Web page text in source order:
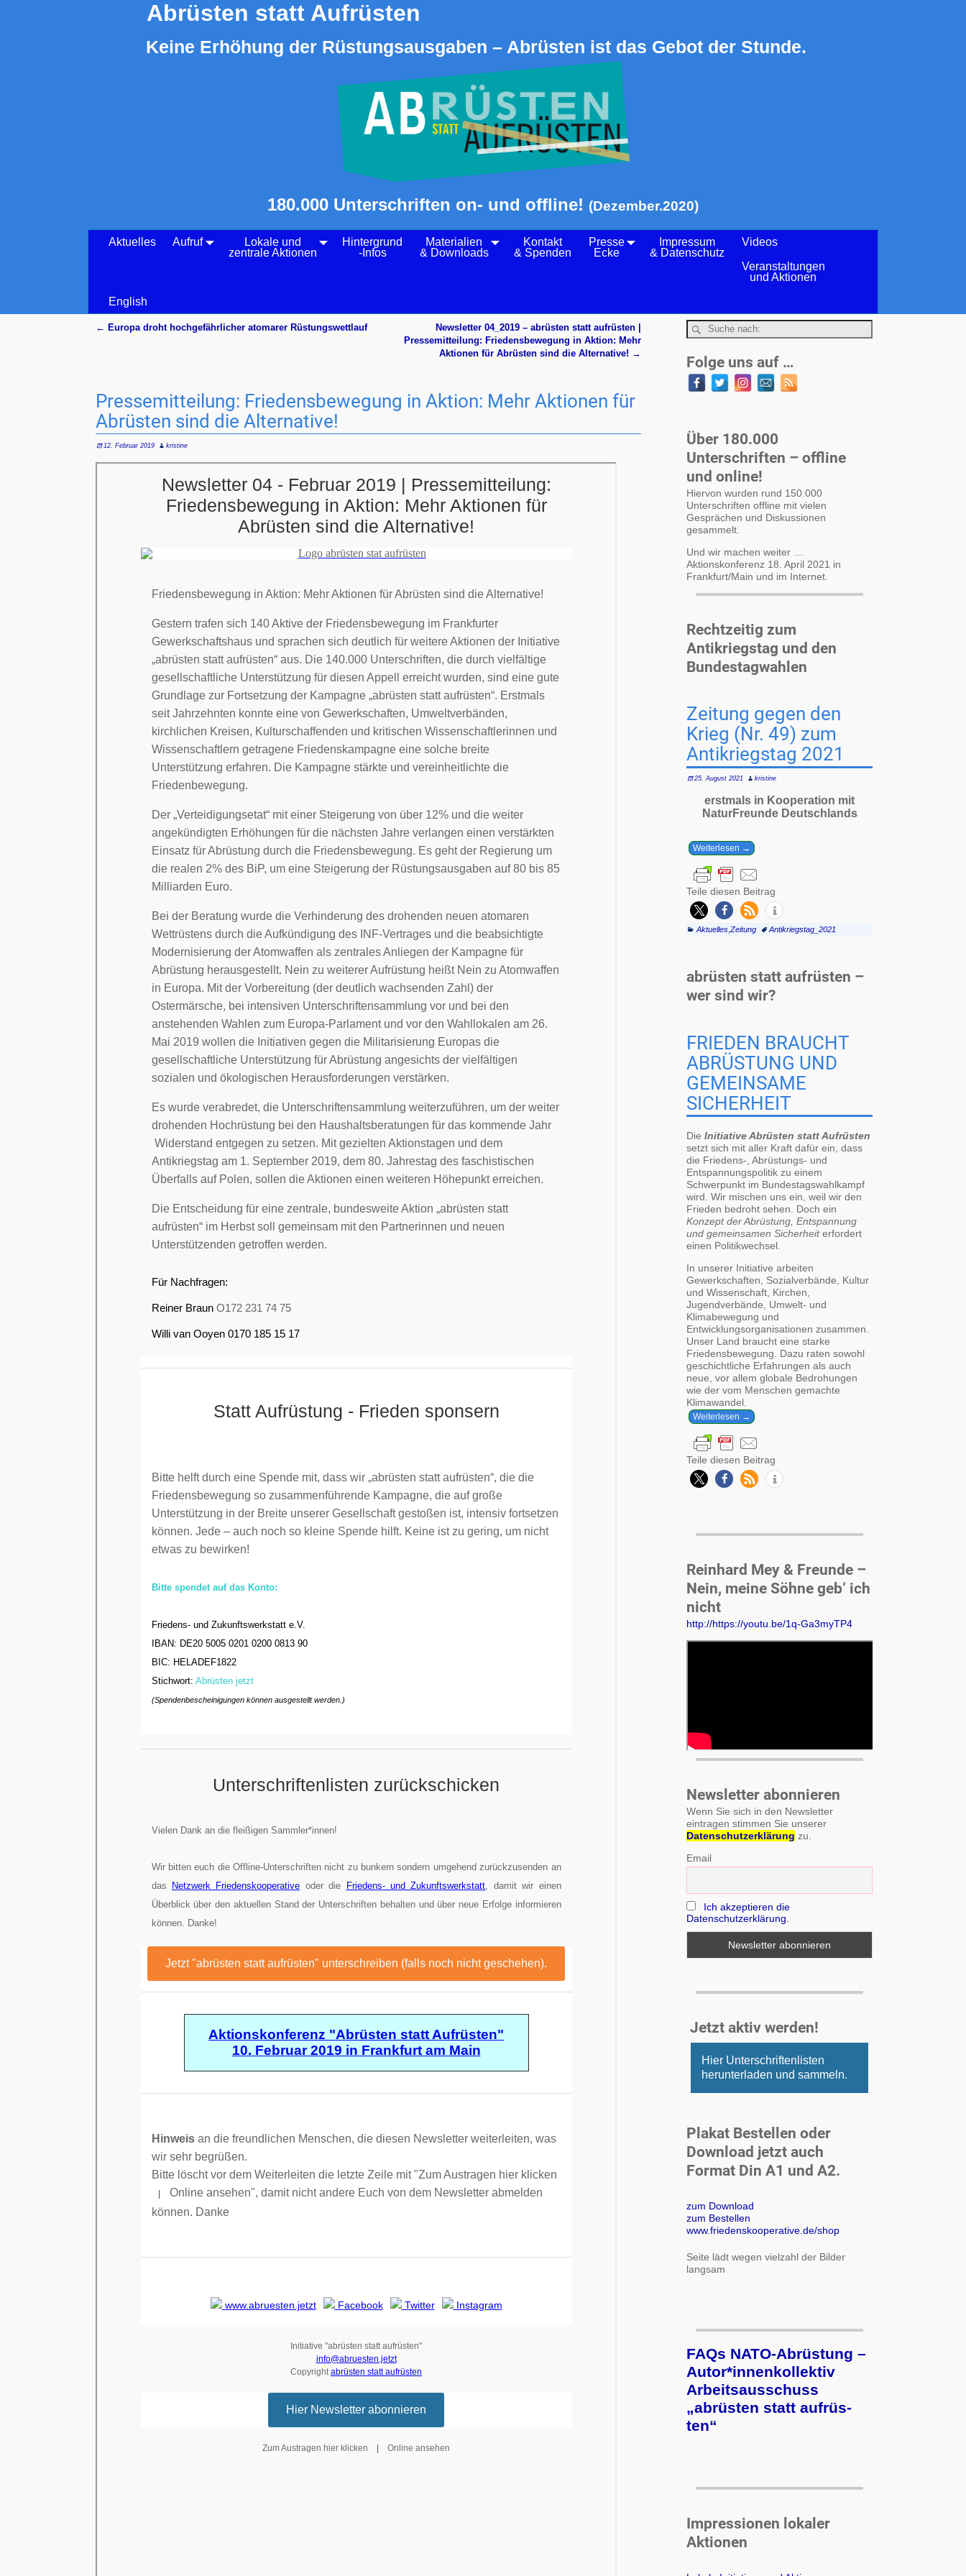
Abrüsten statt Aufrüsten
Keine Erhöhung der Rüstungsausgaben – Abrüsten ist das Gebot der Stunde.
180.000 Unterschriften on- und offline! (Dezember.2020)
Aktuelles Aufruf
Lokale und
zentrale Aktionen
Hintergrund
-Infos
Materialien
& Downloads
Kontakt
& Spenden
Presse
Ecke
Impressum
& Datenschutz
Videos
Veranstaltungen
und Aktionen
English
← Europa droht hochgefährlicher atomarer Rüstungswettlauf
Newsletter 04_2019 – abrüsten statt aufrüsten |
Pressemitteilung: Friedensbewegung in Aktion: Mehr
Aktionen für Abrüsten sind die Alternative! →
Pressemitteilung: Friedensbewegung in Aktion: Mehr Aktionen für
Abrüsten sind die Alternative!
12. Februar 2019 kristine
Folge uns auf …
Über 180.000
Unterschriften – offline
und online!
Hiervon wurden rund 150.000
Unterschriften offline mit vielen
Gesprächen und Diskussionen
gesammelt.
Und wir machen weiter …
Aktionskonferenz 18. April 2021 in
Frankfurt/Main und im Internet.
Rechtzeitig zum
Antikriegstag und den
Bundestagwahlen
Zeitung gegen den
Krieg (Nr. 49) zum
Antikriegstag 2021
25. August 2021 kristine
erstmals in Kooperation mit
NaturFreunde Deutschlands
Weiterlesen →
Teile diesen Beitrag
Aktuelles, Zeitung Antikriegstag_2021
abrüsten statt aufrüsten –
wer sind wir?
FRIEDEN BRAUCHT
ABRÜSTUNG UND
GEMEINSAME
SICHERHEIT
Die Initiative Abrüsten statt Aufrüsten
setzt sich mit aller Kraft dafür ein, dass
die Friedens-, Abrüstungs- und
Entspannungspolitik zu einem
Schwerpunkt im Bundestagswahlkampf
wird. Wir mischen uns ein, weil wir den
Frieden bedroht sehen. Doch ein
Konzept der Abrüstung, Entspannung
und gemeinsamen Sicherheiterfordert
einen Politikwechsel.
In unserer Initiative arbeiten
Gewerkschaften, Sozialverbände, Kultur
und Wissenschaft, Kirchen,
Jugendverbände, Umwelt- und
Klimabewegung und
Entwicklungsorganisationen zusammen.
Unser Land braucht eine starke
Friedensbewegung. Dazu raten sowohl
geschichtliche Erfahrungen als auch
neue, vor allem globale Bedrohungen
wie der vom Menschen gemachte
Klimawandel.
Weiterlesen →
Teile diesen Beitrag
Reinhard Mey & Freunde –
Nein, meine Söhne geb‘ ich
nicht
http://https://youtu.be/1q-Ga3myTP4
Newsletter abonnieren
Wenn Sie sich in den Newsletter
eintragen stimmen Sie unserer
Datenschutzerklärung zu.
Email
Ich akzeptieren die
Datenschutzerklärung.
Jetzt aktiv werden!
Hier Unterschriftenlisten
herunterladen und sammeln.
Plakat Bestellen oder
Download jetzt auch
Format Din A1 und A2.
zum Download
zum Bestellen
www.friedenskooperative.de/shop
Seite lädt wegen vielzahl der Bilder
langsam
FAQs NATO-Abrüstung –
Autor*innenkollektiv
Arbeits­aus­schuss
„ab­rüs­ten statt auf­rüs­
ten“
Impressionen lokaler
Aktionen